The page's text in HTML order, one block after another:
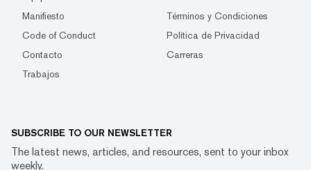
Manifiesto
Términos y Condiciones
Code of Conduct
Política de Privacidad
Contacto
Carreras
Trabajos
SUBSCRIBE TO OUR NEWSLETTER
The latest news, articles, and resources, sent to your inbox
weekly.